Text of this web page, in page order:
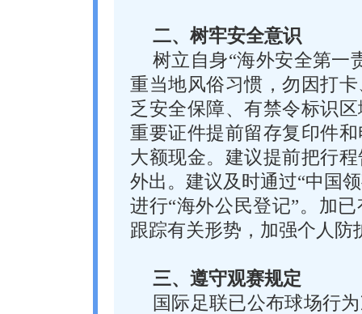
二、树牢安全意识
树立自身“海外安全第一
重当地风俗习惯，勿因打
乏安全保障、有禁令标识
重要证件提前留存复印件
大额现金。建议提前把行
外出。建议及时通过“中国
进行“海外公民登记”。加
跟踪有关形势，加强个人防
三、遵守观赛规定
国际足联已公布球场行